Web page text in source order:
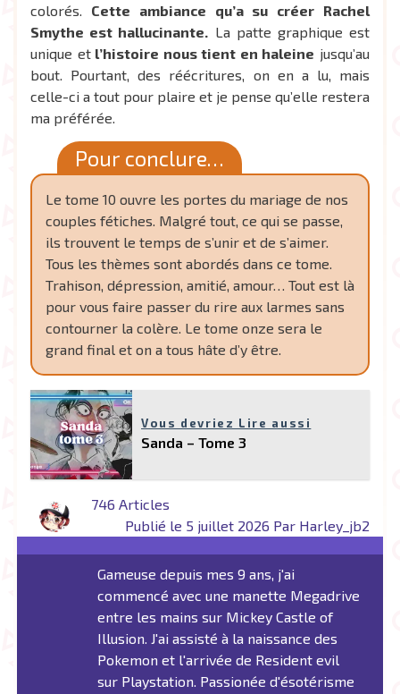
colorés. Cette ambiance qu’a su créer Rachel
Smythe est hallucinante. La patte graphique est
unique etl’histoire nous tient en haleine jusqu’au
bout. Pourtant, des réécritures, on en a lu, mais
celle-ci a tout pour plaire et je pense qu’elle restera
ma préférée.
Pour conclure…
Le tome 10 ouvre les portes du mariage de nos
couples fétiches. Malgré tout, ce qui se passe,
ils trouvent le temps de s’unir et de s’aimer.
Tous les thèmes sont abordés dans ce tome.
Trahison, dépression, amitié, amour… Tout est là
pour vous faire passer du rire aux larmes sans
contourner la colère. Le tome onze sera le
grand final et on a tous hâte d’y être.
Vous devriez Lire aussi
Sanda – Tome 3
746 Articles
Publié le 5 juillet 2026 Par Harley_jb2
Gameuse depuis mes 9 ans, j'ai
commencé avec une manette Megadrive
entre les mains sur Mickey Castle of
Illusion. J'ai assisté à la naissance des
Pokemon et l'arrivée de Resident evil
sur Playstation. Passionée d'ésotérisme